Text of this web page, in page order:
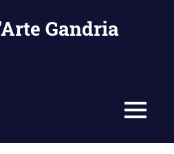
Gandria
MENU